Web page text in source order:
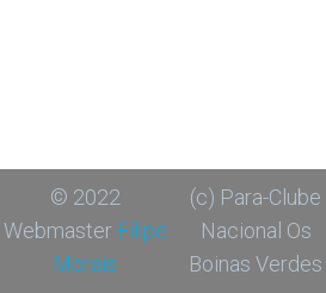
© 2022
Webmaster Filipe
Morais
(c) Para-Clube
Nacional Os
Boinas Verdes